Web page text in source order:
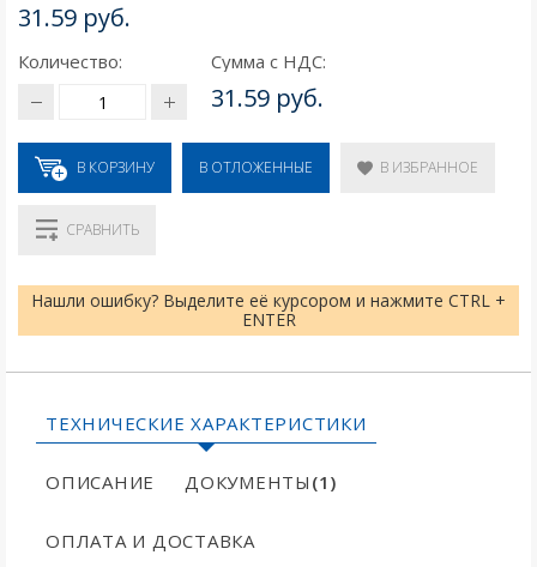
31.59 руб.
Количество: Сумма с НДС:
31.59 руб.
В КОРЗИНУ В ОТЛОЖЕННЫЕ В ИЗБРАННОЕ
СРАВНИТЬ
Нашли ошибку? Выделите её курсором и нажмите CTRL +
ENTER
ТЕХНИЧЕСКИЕ ХАРАКТЕРИСТИКИ
ОПИСАНИЕ ДОКУМЕНТЫ (1)
ОПЛАТА И ДОСТАВКА